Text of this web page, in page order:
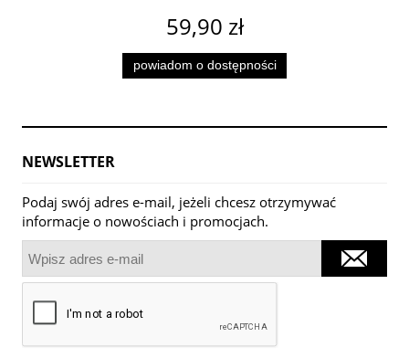
59,90 zł
powiadom o dostępności
NEWSLETTER
Podaj swój adres e-mail, jeżeli chcesz otrzymywać
informacje o nowościach i promocjach.